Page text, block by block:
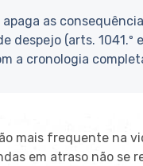
apaga as
despejo (arts. 1041.º e
a cronologia
mais frequente na
em atraso não se